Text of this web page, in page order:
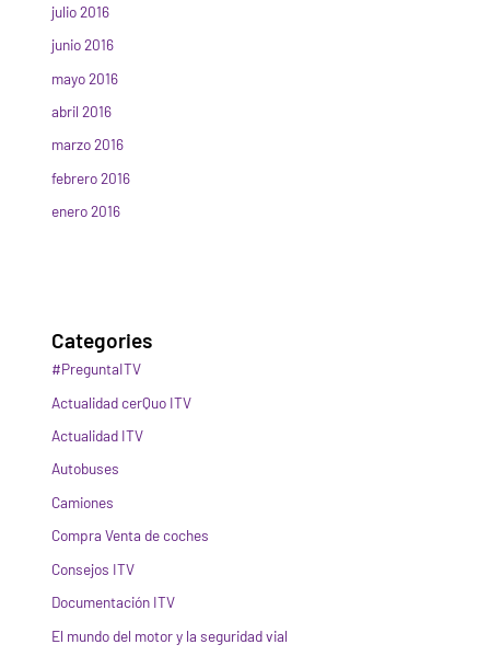
julio 2016
junio 2016
mayo 2016
abril 2016
marzo 2016
febrero 2016
enero 2016
Categories
#PreguntaITV
Actualidad cerQuo ITV
Actualidad ITV
Autobuses
Camiones
Compra Venta de coches
Consejos ITV
Documentación ITV
El mundo del motor y la seguridad vial